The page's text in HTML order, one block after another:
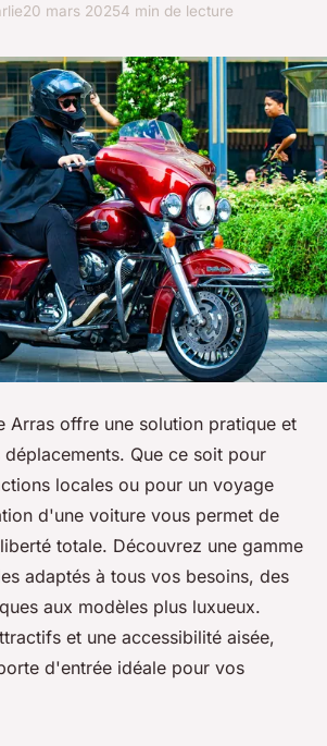
20 mars 20254 min de lecture
Arras offre une solution pratique et
Que ce soit pour
locales ou pour un voyage
d'une voiture vous permet de
totale. Découvrez une gamme
adaptés à tous vos besoins, des
aux modèles plus luxueux.
et une accessibilité aisée,
d'entrée idéale pour vos